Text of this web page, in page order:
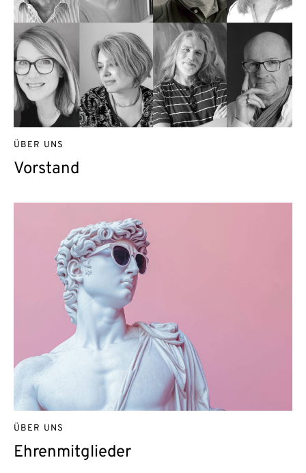
Vorstand
ÜBER UNS
Ehrenmitglieder
ÜBER UNS